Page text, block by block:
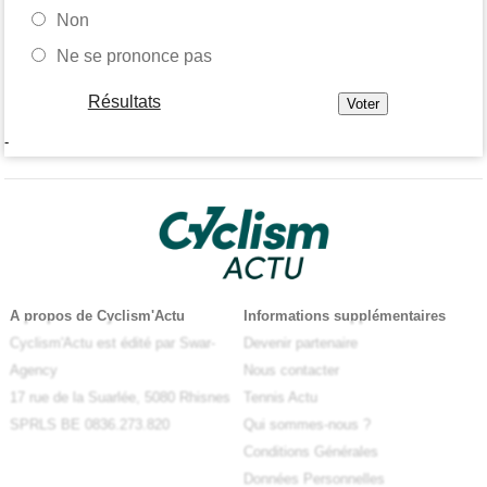
Non
Ne se prononce pas
Résultats
-
A propos de Cyclism'Actu
Cyclism'Actu est édité par Swar-
Agency
17 rue de la Suarlée, 5080 Rhisnes
SPRLS BE 0836.273.820
Informations supplémentaires
Devenir partenaire
Nous contacter
Tennis Actu
Qui sommes-nous ?
Conditions Générales
Données Personnelles